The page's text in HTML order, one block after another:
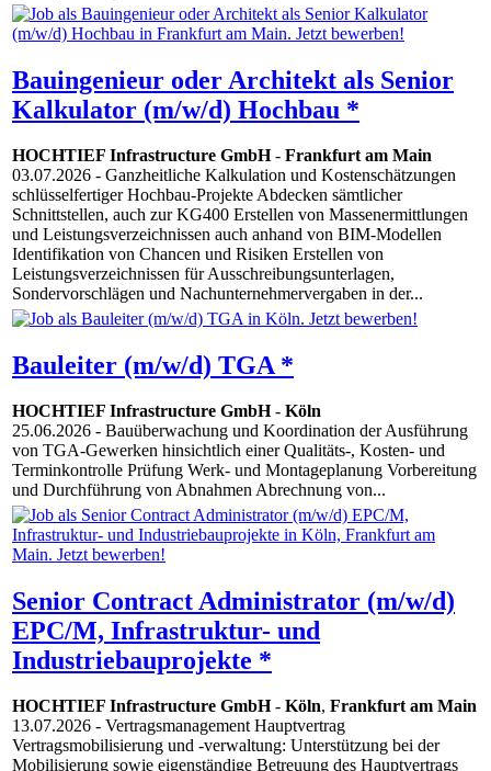
Bauingenieur oder Architekt als Senior
Kalkulator (m/w/d) Hochbau *
HOCHTIEF Infrastructure GmbH- Frankfurt am Main
03.07.2026 - Ganzheitliche Kalkulation und Kostenschätzungen
schlüsselfertiger Hochbau-Projekte Abdecken sämtlicher
Schnittstellen, auch zur KG400 Erstellen von Massenermittlungen
und Leistungsverzeichnissen auch anhand von BIM-Modellen
Identifikation von Chancen und Risiken Erstellen von
Leistungsverzeichnissen für Ausschreibungsunterlagen,
Sondervorschlägen und Nachunternehmervergaben in der...
Bauleiter (m/w/d) TGA *
HOCHTIEF Infrastructure GmbH- Köln
25.06.2026 - Bauüberwachung und Koordination der Ausführung
von TGA-Gewerken hinsichtlich einer Qualitäts-, Kosten- und
Terminkontrolle Prüfung Werk- und Montageplanung Vorbereitung
und Durchführung von Abnahmen Abrechnung von...
Senior Contract Administrator (m/w/d)
EPC/M, Infrastruktur- und
Industriebauprojekte *
HOCHTIEF Infrastructure GmbH- Köln, Frankfurt am Main
13.07.2026 - Vertragsmanagement Hauptvertrag
Vertragsmobilisierung und -verwaltung: Unterstützung bei der
Mobilisierung sowie eigenständige Betreuung des Hauptvertrags